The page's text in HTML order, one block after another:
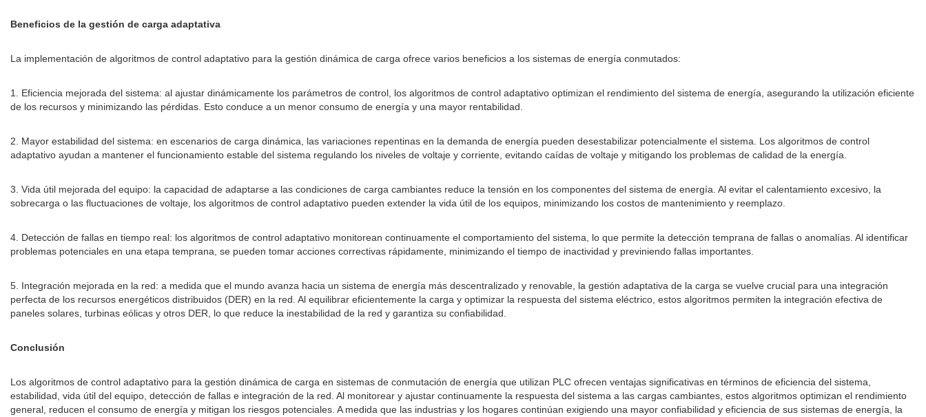
Beneficios de la gestión de carga adaptativa
La implementación de algoritmos de control adaptativo para la gestión dinámica de carga ofrece varios beneficios a los sistemas de energía conmutados:
1. Eficiencia mejorada del sistema: al ajustar dinámicamente los parámetros de control, los algoritmos de control adaptativo optimizan el rendimiento del sistema de energía, asegurando la utilización eficiente
de los recursos y minimizando las pérdidas. Esto conduce a un menor consumo de energía y una mayor rentabilidad.
2. Mayor estabilidad del sistema: en escenarios de carga dinámica, las variaciones repentinas en la demanda de energía pueden desestabilizar potencialmente el sistema. Los algoritmos de control
adaptativo ayudan a mantener el funcionamiento estable del sistema regulando los niveles de voltaje y corriente, evitando caídas de voltaje y mitigando los problemas de calidad de la energía.
3. Vida útil mejorada del equipo: la capacidad de adaptarse a las condiciones de carga cambiantes reduce la tensión en los componentes del sistema de energía. Al evitar el calentamiento excesivo, la
sobrecarga o las fluctuaciones de voltaje, los algoritmos de control adaptativo pueden extender la vida útil de los equipos, minimizando los costos de mantenimiento y reemplazo.
4. Detección de fallas en tiempo real: los algoritmos de control adaptativo monitorean continuamente el comportamiento del sistema, lo que permite la detección temprana de fallas o anomalías. Al identificar
problemas potenciales en una etapa temprana, se pueden tomar acciones correctivas rápidamente, minimizando el tiempo de inactividad y previniendo fallas importantes.
5. Integración mejorada en la red: a medida que el mundo avanza hacia un sistema de energía más descentralizado y renovable, la gestión adaptativa de la carga se vuelve crucial para una integración
perfecta de los recursos energéticos distribuidos (DER) en la red. Al equilibrar eficientemente la carga y optimizar la respuesta del sistema eléctrico, estos algoritmos permiten la integración efectiva de
paneles solares, turbinas eólicas y otros DER, lo que reduce la inestabilidad de la red y garantiza su confiabilidad.
Conclusión
Los algoritmos de control adaptativo para la gestión dinámica de carga en sistemas de conmutación de energía que utilizan PLC ofrecen ventajas significativas en términos de eficiencia del sistema,
estabilidad, vida útil del equipo, detección de fallas e integración de la red. Al monitorear y ajustar continuamente la respuesta del sistema a las cargas cambiantes, estos algoritmos optimizan el rendimiento
general, reducen el consumo de energía y mitigan los riesgos potenciales. A medida que las industrias y los hogares continúan exigiendo una mayor confiabilidad y eficiencia de sus sistemas de energía, la